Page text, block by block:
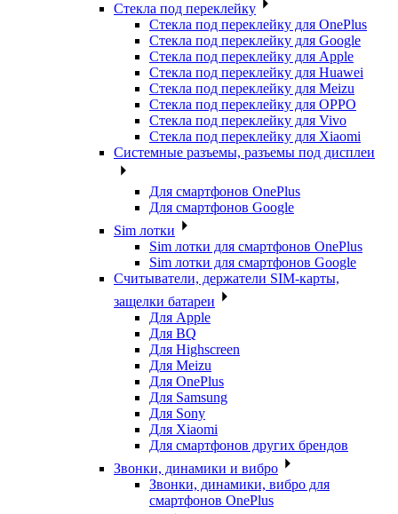
Стекла под переклейку
Стекла под переклейку для OnePlus
Стекла под переклейку для Google
Стекла под переклейку для Apple
Стекла под переклейку для Huawei
Стекла под переклейку для Meizu
Стекла под переклейку для OPPO
Стекла под переклейку для Vivo
Стекла под переклейку для Xiaomi
Системные разъемы, разъемы под дисплеи
Для смартфонов OnePlus
Для смартфонов Google
Sim лотки
Sim лотки для смартфонов OnePlus
Sim лотки для смартфонов Google
Считыватели, держатели SIM-карты,
защелки батареи
Для Apple
Для BQ
Для Highscreen
Для Meizu
Для OnePlus
Для Samsung
Для Sony
Для Xiaomi
Для смартфонов других брендов
Звонки, динамики и вибро
Звонки, динамики, вибро для
смартфонов OnePlus